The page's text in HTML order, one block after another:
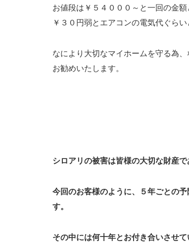
お値段は￥５４０００～と一回の金
￥３０円弱とエアコンの電気代ぐらい
なにより大切なマイホームを守る為
お勧めいたします。
シロアリの被害は皆様の大切な財産で
今回のお客様のように、５年ごとの
す。
その中には何十年とお付き合いさせ